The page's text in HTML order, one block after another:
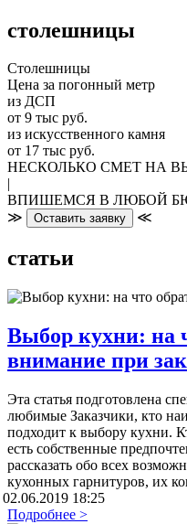
столешницы
Столешницы
Цена за погонный метр
из ДСП
от 9 тыс руб.
из искусственного камня
от 17 тыс руб.
НЕСКОЛЬКО СМЕТ НА
ВПИШЕМСЯ В ЛЮБОЙ
≫
Оставить заявку ≪
статьи
Выбор кухни: на
внимание при
Эта статья подготовлена
любимые Заказчики, кто
подходит к выбору кухни.
есть собственные
рассказать обо всех
кухонных гарнитуров, их
02.06.2019 18:25
Подробнее >